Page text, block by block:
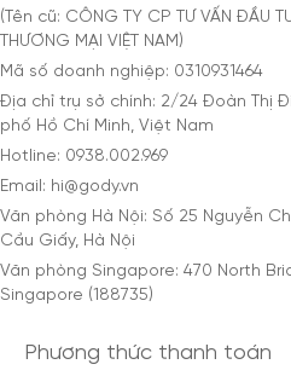
(Tên cũ: CÔNG TY CP TƯ VẤN ĐẦU
THƯƠNG MẠI VIỆT NAM)
Mã số doanh nghiệp: 0310931464
Địa chỉ trụ sở chính: 2/24 Đoàn Thị
phố Hồ Chí Minh, Việt Nam
Hotline: 0938.002.969
Email: hi@gody.vn
Văn phòng Hà Nội: Số 25 Nguyễn
Cầu Giấy, Hà Nội
Văn phòng Singapore: 470 North
Singapore (188735)
Phương thức thanh toán